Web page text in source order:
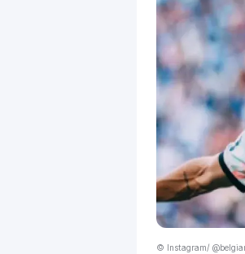
© Instagram/